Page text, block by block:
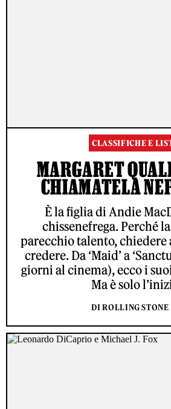
CLASSIFICHE E
MARGARET
CHIAMATELA
È la figlia di Andie
chissenefrega. Perché
parecchio talento, chiedere
credere. Da ‘Maid’ a
giorni al cinema), ecco i
Ma è solo
DI ROLLING STONE